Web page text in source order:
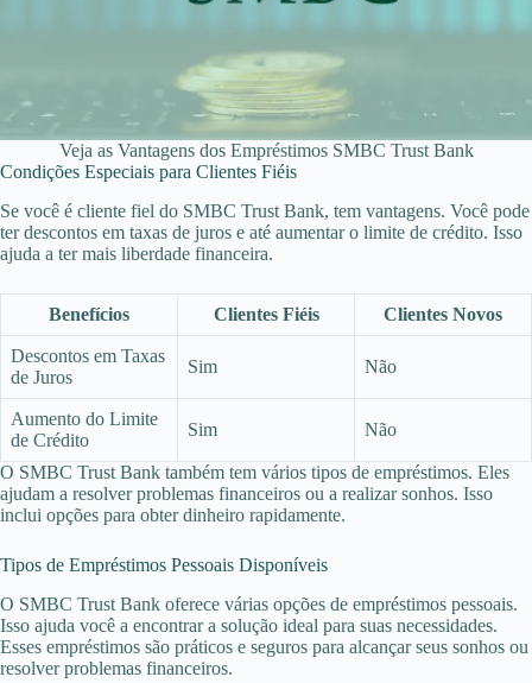
Veja as Vantagens dos Empréstimos SMBC Trust Bank
Condições Especiais para Clientes Fiéis
Se você é cliente fiel do SMBC Trust Bank, tem vantagens. Você pode
ter descontos em taxas de juros e até aumentar o limite de crédito. Isso
ajuda a ter mais liberdade financeira.
Benefícios Clientes Fiéis Clientes Novos
Descontos em Taxas
de Juros
Sim Não
Aumento do Limite
de Crédito
Sim Não
O SMBC Trust Bank também tem vários tipos de empréstimos. Eles
ajudam a resolver problemas financeiros ou a realizar sonhos. Isso
inclui opções para obter dinheiro rapidamente.
Tipos de Empréstimos Pessoais Disponíveis
O SMBC Trust Bank oferece várias opções de empréstimos pessoais.
Isso ajuda você a encontrar a solução ideal para suas necessidades.
Esses empréstimos são práticos e seguros para alcançar seus sonhos ou
resolver problemas financeiros.